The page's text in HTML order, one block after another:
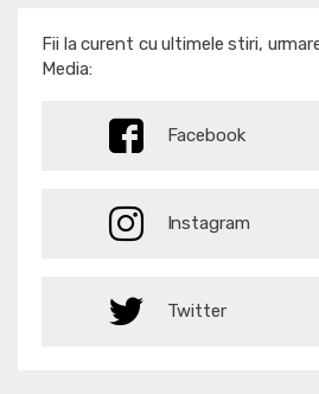
Fii la curent cu ultimele stiri,
Media:
Facebook
Instagram
Twitter